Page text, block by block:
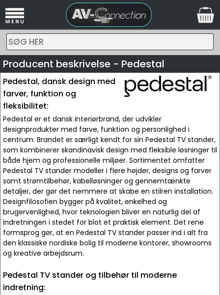
SØG HER
Producent beskrivelse - Pedestal
Pedestal, dansk design med
farver, funktion og
fleksibilitet:
Pedestal er et dansk interiørbrand, der udvikler
designprodukter med farve, funktion og personlighed i
centrum. Brandet er særligt kendt for sin Pedestal TV stander,
som kombinerer skandinavisk design med fleksible løsninger til
både hjem og professionelle miljøer. Sortimentet omfatter
Pedestal TV stander modeller i flere højder, designs og farver
samt strømtilbehør, kabelløsninger og gennemtænkte
detaljer, der gør det nemmere at skabe en stilren installation.
Designfilosofien bygger på kvalitet, enkelhed og
brugervenlighed, hvor teknologien bliver en naturlig del af
indretningen i stedet for blot et praktisk element. Det rene
formsprog gør, at en Pedestal TV stander passer ind i alt fra
den klassiske nordiske bolig til moderne kontorer, showrooms
og kreative arbejdsrum.
Pedestal TV stander og tilbehør til moderne
indretning: